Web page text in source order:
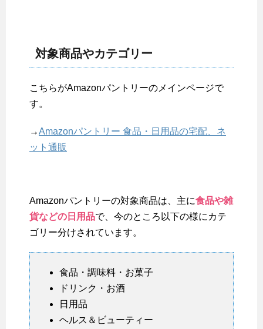
対象商品やカテゴリー
こちらがAmazonパントリーのメインページで
す。
→Amazonパントリー 食品・日用品の宅配、ネ
ット通販
Amazonパントリーの対象商品は、主に食品や雑
貨などの日用品で、今のところ以下の様にカテ
ゴリー分けされています。
食品・調味料・お菓子
ドリンク・お酒
日用品
ヘルス＆ビューティー